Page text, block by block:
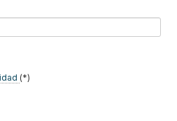
en los siglos XVIII y XIX con la
y el acero, que permitían
construir estructuras de grandes
(*)